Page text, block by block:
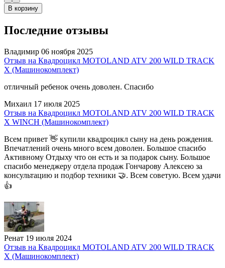
В корзину
Последние отзывы
Владимир 06 ноября 2025
Отзыв на Квадроцикл MOTOLAND ATV 200 WILD TRACK
X (Машинокомплект)
отличный ребенок очень доволен. Спасибо
Михаил 17 июля 2025
Отзыв на Квадроцикл MOTOLAND ATV 200 WILD TRACK
X WINCH (Машинокомплект)
Всем привет 👋 купили квадроцикл сыну на день рождения.
Впечатлений очень много всем доволен. Большое спасибо
Активному Отдыху что он есть и за подарок сыну. Большое
спасибо менеджеру отдела продаж Гончарову Алексею за
консультацию и подбор техники 🤝. Всем советую. Всем удачи
👍
Ренат 19 июля 2024
Отзыв на Квадроцикл MOTOLAND ATV 200 WILD TRACK
X (Машинокомплект)